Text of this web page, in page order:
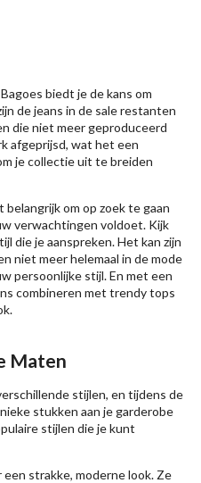
biedt je de kans om
de jeans in de sale restanten
die niet meer geproduceerd
afgeprijsd, wat het een
je collectie uit te breiden
om op zoek te gaan
verwachtingen voldoet. Kijk
die je aanspreken. Het kan zijn
niet meer helemaal in de mode
persoonlijke stijl. En met een
combineren met trendy tops
Maten
stijlen, en tijdens de
stukken aan je garderobe
stijlen die je kunt
strakke, moderne look. Ze